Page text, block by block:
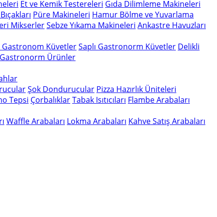
Et ve Kemik Testereleri Gıda Dilimleme Makineleri
Püre Makineleri Hamur Bölme ve Yuvarlama
MikserlerSebze Yıkama Makineleri Ankastre Havuzları
KüvetlerSaplı Gastronorm Küvetler Delikli
Ürünler
Şok Dondurucular Pizza Hazırlık Üniteleri
Tepsi ÇorbalıklarTabak Isıtıcıları Flambe Arabaları
Waffle Arabaları Lokma Arabaları Kahve Satış Arabaları